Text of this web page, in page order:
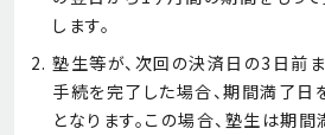
します。
塾生等が、次回の決済日の3日前
手続を完了した場合、期間満了日
となります。この場合、塾生は期